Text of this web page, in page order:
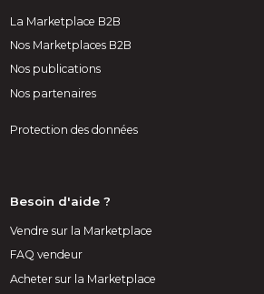
La Marketplace B2B
Nos Marketplaces B2B
Nos publications
Nos partenaires
Protection des données
Besoin d'aide ?
Vendre sur la Marketplace
FAQ vendeur
Acheter sur la Marketplace